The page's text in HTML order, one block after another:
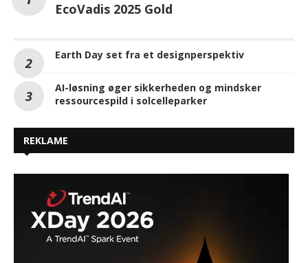
EcoVadis 2025 Gold
Earth Day set fra et designperspektiv
AI-løsning øger sikkerheden og mindsker
ressourcespild i solcelleparker
REKLAME